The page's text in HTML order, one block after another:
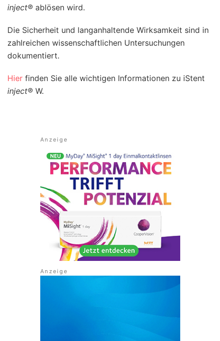
inject® ablösen wird.
Die Sicherheit und langanhaltende Wirksamkeit sind in
zahlreichen wissenschaftlichen Untersuchungen
dokumentiert.
Hier finden Sie alle wichtigen Informationen zu iStent
inject® W.